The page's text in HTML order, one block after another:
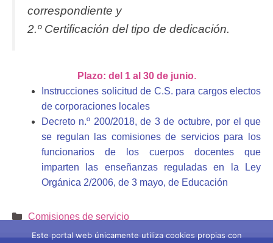
correspondiente y
2.º Certificación del tipo de dedicación.
Plazo: del 1 al 30 de junio.
Instrucciones solicitud de C.S. para cargos electos
de corporaciones locales
Decreto n.º 200/2018, de 3 de octubre, por el que
se regulan las comisiones de servicios para los
funcionarios de los cuerpos docentes que
imparten las enseñanzas reguladas en la Ley
Orgánica 2/2006, de 3 mayo, de Educación
Categorías
Comisiones de servicio
Este portal web únicamente utiliza cookies propias con